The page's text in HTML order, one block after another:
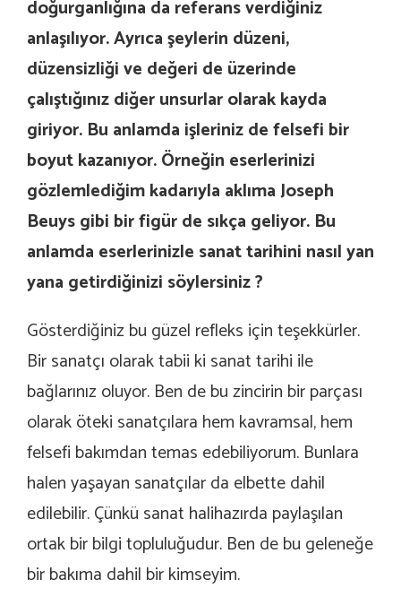
doğurganlığına da referans verdiğiniz
anlaşılıyor. Ayrıca şeylerin düzeni,
düzensizliği ve değeri de üzerinde
çalıştığınız diğer unsurlar olarak kayda
giriyor. Bu anlamda işleriniz de felsefi bir
boyut kazanıyor. Örneğin eserlerinizi
gözlemlediğim kadarıyla aklıma Joseph
Beuys gibi bir figür de sıkça geliyor. Bu
anlamda eserlerinizle sanat tarihini nasıl yan
yana getirdiğinizi söylersiniz ?
Gösterdiğiniz bu güzel refleks için teşekkürler.
Bir sanatçı olarak tabii ki sanat tarihi ile
bağlarınız oluyor. Ben de bu zincirin bir parçası
olarak öteki sanatçılara hem kavramsal, hem
felsefi bakımdan temas edebiliyorum. Bunlara
halen yaşayan sanatçılar da elbette dahil
edilebilir. Çünkü sanat halihazırda paylaşılan
ortak bir bilgi topluluğudur. Ben de bu geleneğe
bir bakıma dahil bir kimseyim.